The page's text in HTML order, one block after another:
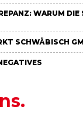
WARUM DIE
SCHWÄBISCH